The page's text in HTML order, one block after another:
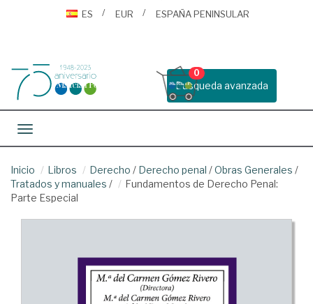
ES
EUR ESPAÑA PENINSULAR
Busqueda avanzada
0
Toggle navigation
Inicio Libros Derecho / Derecho penal /Obras Generales /
Tratados y manuales /
Fundamentos de Derecho Penal:
Parte Especial